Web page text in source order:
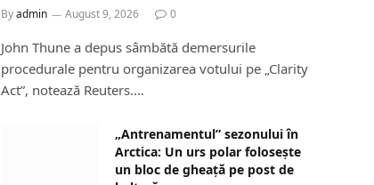
Byadmin August 9, 2026 0
John Thune a depus sâmbătă demersurile
procedurale pentru organizarea votului pe „Clarity
Act”, notează Reuters.…
„Antrenamentul” sezonului în
Arctica: Un urs polar folosește
un bloc de gheață pe post de